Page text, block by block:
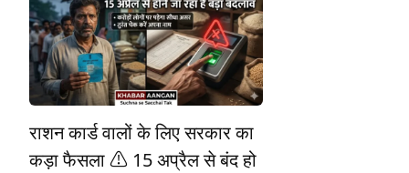
राशन कार्ड वालों के लिए सरकार का
कड़ा फैसला ⚠️ 15 अप्रैल से बंद हो